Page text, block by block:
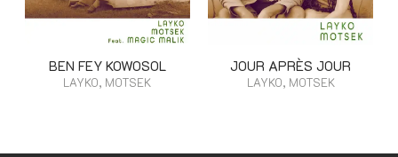
BEN FEY KOWOSOL
LAYKO, MOTSEK
JOUR APRÈS JOUR
LAYKO, MOTSEK